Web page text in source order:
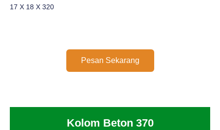
17 X 18 X 320
Pesan Sekarang
Kolom Beton 370